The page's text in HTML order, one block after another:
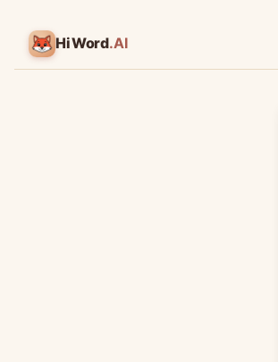
HiWord.AI